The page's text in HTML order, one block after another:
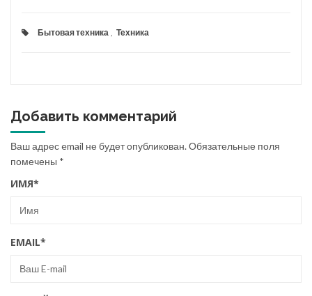
Бытовая техника Техника
Добавить комментарий
Ваш адрес email не будет опубликован.Обязательные поля
помечены *
ИМЯ*
EMAIL*